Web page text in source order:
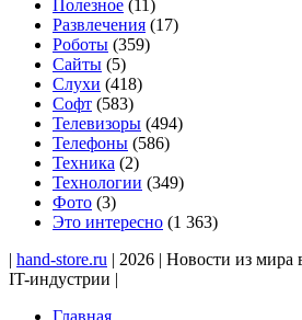
Полезное (11)
Развлечения (17)
Роботы (359)
Сайты (5)
Слухи (418)
Софт (583)
Телевизоры (494)
Телефоны (586)
Техника (2)
Технологии (349)
Фото (3)
Это интересно (1 363)
| hand-store.ru | 2026 | Новости из мира
IT-индустрии |
Главная